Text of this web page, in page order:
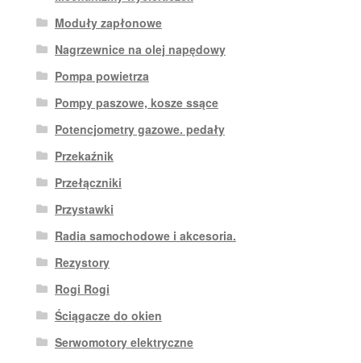
Moduły zapłonowe
Nagrzewnice na olej napędowy
Pompa powietrza
Pompy paszowe, kosze ssące
Potencjometry gazowe. pedały
Przekaźnik
Przełączniki
Przystawki
Radia samochodowe i akcesoria.
Rezystory
Rogi Rogi
Ściągacze do okien
Serwomotory elektryczne